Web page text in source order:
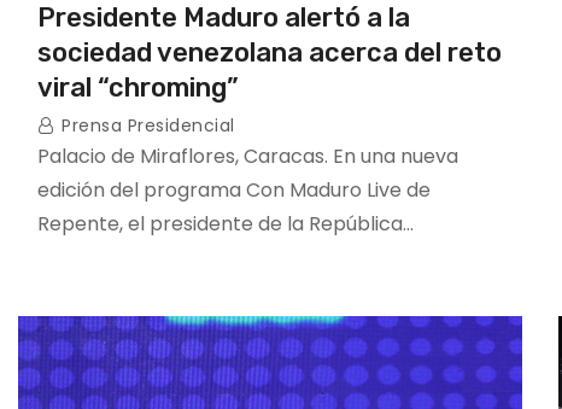
Presidente Maduro alertó a la
sociedad venezolana acerca del reto
viral “chroming”
Prensa Presidencial
Palacio de Miraflores, Caracas. En una nueva
edición del programa Con Maduro Live de
Repente, el presidente de la República…